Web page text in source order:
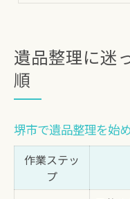
堺市の遺品整
安心して進
遺品整理の
堺市で信頼
遺品整理の失敗
遺品整理に迷
順
堺市で遺品整理を始
作業ステッ
プ